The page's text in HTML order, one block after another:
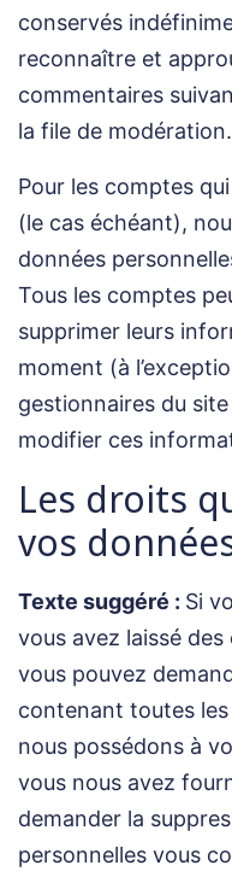
conservés
reconnaître et
commentaires
la file de modération.
Pour les comptes
(le cas échéant),
données
Tous les comptes
supprimer leurs
moment (à
gestionnaires du
modifier ces
Les droits
vos
Texte suggéré : Si
vous avez laissé
vous pouvez
contenant toutes
nous possédons à
vous nous avez
demander la
personnelles vous